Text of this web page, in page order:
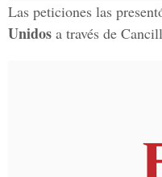
Las peticiones las
Unidos a través de